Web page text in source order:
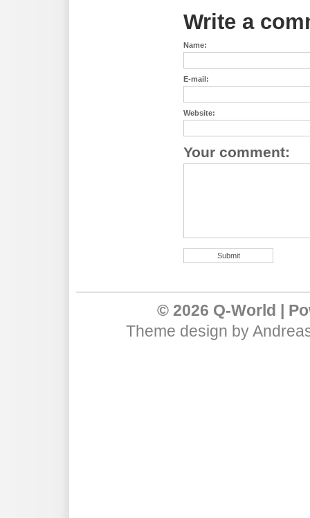
Write a
Name:
E-mail:
Website:
Your comment:
© 2026 Q-World |
Theme design by